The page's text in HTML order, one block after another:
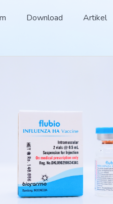
Download Artikel